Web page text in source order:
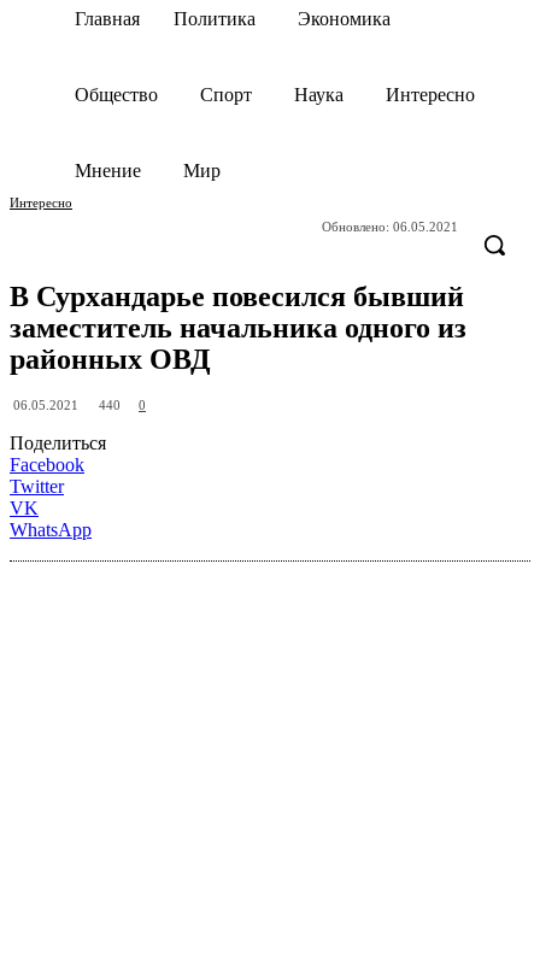
Главная Политика Экономика
Общество Спорт Наука Интересно
Мнение Мир
Интересно
Обновлено: 06.05.2021
В Сурхандарье повесился бывший
заместитель начальника одного из
районных ОВД
06.05.2021 440 0
Поделиться
Facebook
Twitter
VK
WhatsApp